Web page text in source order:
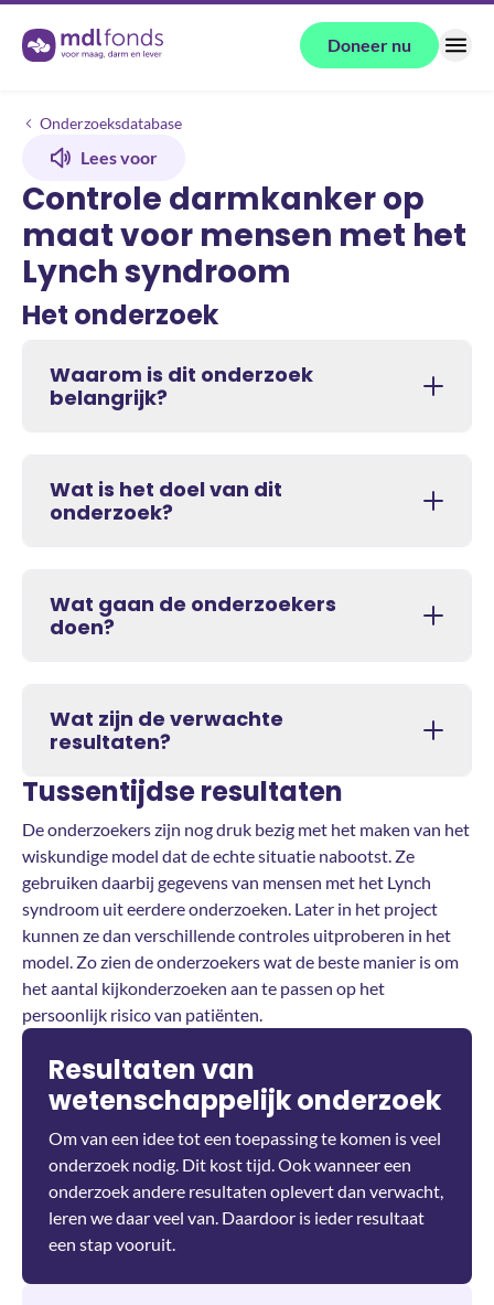
Terug naar de homepage Doneer nu
Onderzoeken
Onderzoeksdatabase
Controle darmkanker op maat voor mensen met het Lynch syndroom
Lees voor
Controle darmkanker op
maat voor mensen met het
Lynch syndroom
Het onderzoek
Waarom is dit onderzoek
belangrijk?
Wat is het doel van dit
onderzoek?
Wat gaan de onderzoekers
doen?
Wat zijn de verwachte
resultaten?
Tussentijdse resultaten
De onderzoekers zijn nog druk bezig met het maken van het
wiskundige model dat de echte situatie nabootst. Ze
gebruiken daarbij gegevens van mensen met het Lynch
syndroom uit eerdere onderzoeken. Later in het project
kunnen ze dan verschillende controles uitproberen in het
model. Zo zien de onderzoekers wat de beste manier is om
het aantal kijkonderzoeken aan te passen op het
persoonlijk risico van patiënten.
Resultaten van
wetenschappelijk onderzoek
Om van een idee tot een toepassing te komen is veel
onderzoek nodig. Dit kost tijd. Ook wanneer een
onderzoek andere resultaten oplevert dan verwacht,
leren we daar veel van. Daardoor is ieder resultaat
een stap vooruit.